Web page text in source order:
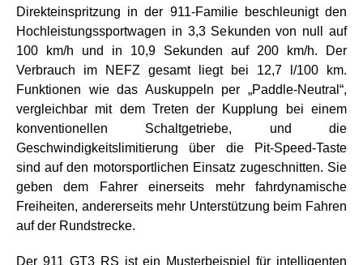
Direkteinspritzung in der 911-Familie beschleunigt den
Hochleistungssportwagen in 3,3 Sekunden von null auf
100 km/h und in 10,9 Sekunden auf 200 km/h. Der
Verbrauch im NEFZ gesamt liegt bei 12,7 l/100 km.
Funktionen wie das Auskuppeln per „Paddle-Neutral“,
vergleichbar mit dem Treten der Kupplung bei einem
konventionellen Schaltgetriebe, und die
Geschwindigkeitslimitierung über die Pit-Speed-Taste
sind auf den motorsportlichen Einsatz zugeschnitten. Sie
geben dem Fahrer einerseits mehr fahrdynamische
Freiheiten, andererseits mehr Unterstützung beim Fahren
auf der Rundstrecke.
Der 911 GT3 RS ist ein Musterbeispiel für intelligenten